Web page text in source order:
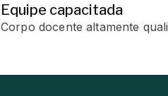
Equipe capacitada
Corpo docente altamente